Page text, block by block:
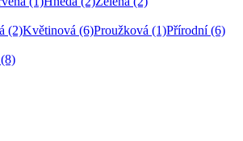
(2)Květinová (6)Proužková (1)Přírodní(6)
(8)